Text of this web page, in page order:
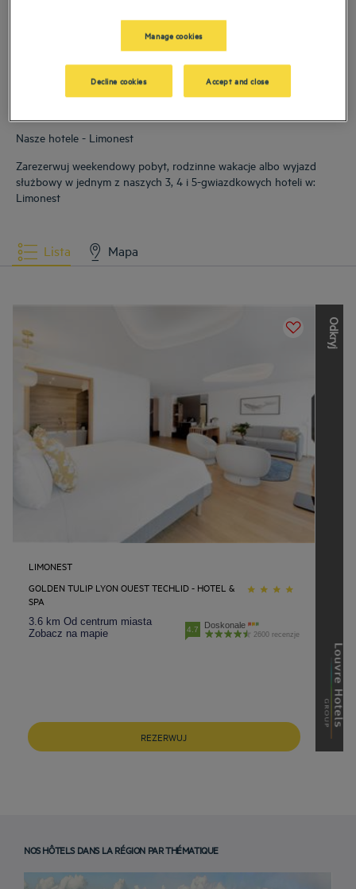
sala konferencyjna, wygodne pokoje — robimy, co w naszej mocy, aby Twój pobyt
był jak najbardziej komfortowy. Nasza szeroka paleta usług z pewnością
Nasze hotele - Limonest
Zarezerwuj weekendowy pobyt, rodzinne wakacje albo wyjazd
służbowy w jednym z naszych 3, 4 i 5-gwiazdkowych hoteli w:
Limonest
Lista Mapa
LIMONEST
GOLDEN TULIP LYON OUEST TECHLID - HOTEL &
SPA
3.6 km Od centrum miasta
Zobacz na mapie
4.7 Doskonale
2600 recenzje
REZERWUJ
O
d
k
r
y
j
i
n
n
e
m
a
r
k
i
L
o
u
v
r
e
H
o
t
e
l
s
G
r
o
u
NOS HÔTELS DANS LA RÉGION PAR THÉMATIQUE
Manage cookies
Decline cookies Accept and close